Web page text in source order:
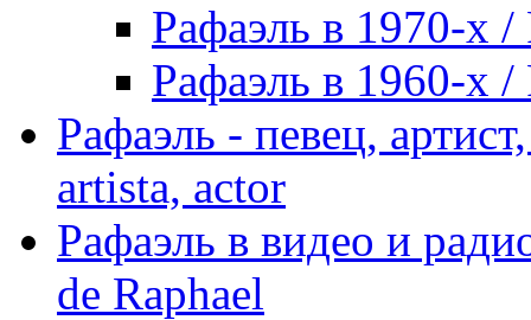
Рафаэль в 1970-х /
Рафаэль в 1960-х /
Рафаэль - певец,
artista, actor
Рафаэль в видео и
de Raphael